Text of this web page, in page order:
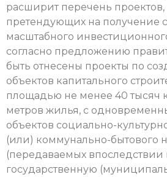
расширит перечень проектов,
претендующих на получение
масштабного
согласно предложению
быть отнесены проекты по
объектов капитального
площадью не менее 40 тысяч
метров жилья, с
объектов социально-
(или) коммунально-бытового
(передаваемых впоследствии
государственную